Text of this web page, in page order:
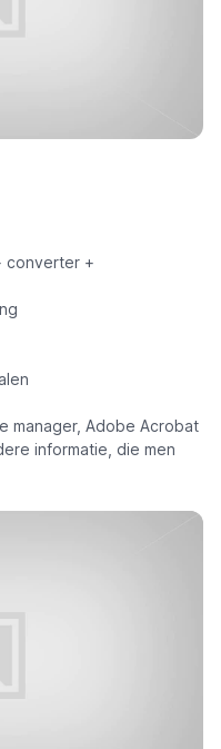
converter +
manager, Adobe Acrobat
informatie, die men